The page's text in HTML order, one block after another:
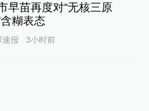
早苗再度对“无核三原
含糊表态
速报 3小时前